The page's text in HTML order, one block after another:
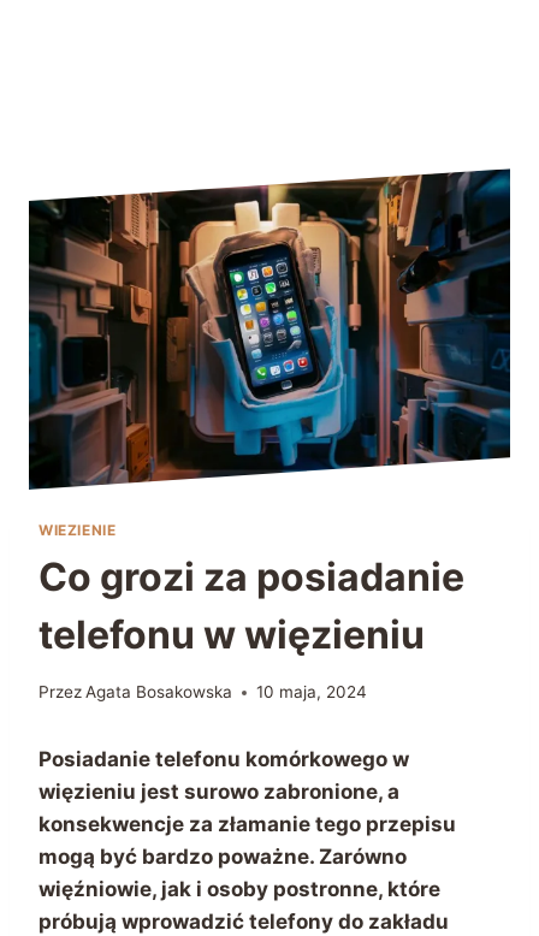
WIEZIENIE
Co grozi za posiadanie
telefonu w więzieniu
PrzezAgata Bosakowska 10 maja, 2024
Posiadanie telefonu komórkowego w
więzieniu jest surowo zabronione, a
konsekwencje za złamanie tego przepisu
mogą być bardzo poważne. Zarówno
więźniowie, jak i osoby postronne, które
próbują wprowadzić telefony do zakładu